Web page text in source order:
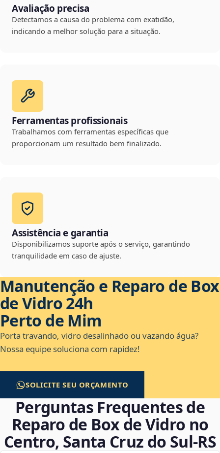
Avaliação precisa
Detectamos a causa do problema com exatidão,
indicando a melhor solução para a situação.
Ferramentas profissionais
Trabalhamos com ferramentas específicas que
proporcionam um resultado bem finalizado.
Assistência e garantia
Disponibilizamos suporte após o serviço, garantindo
tranquilidade em caso de ajuste.
Manutenção e Reparo de Box
de Vidro 24h
Perto de Mim
Porta travando, vidro desalinhado ou vazando água?
Nossa equipe soluciona com rapidez!
SOLICITE SEU ORÇAMENTO
Perguntas Frequentes de
Reparo de Box de Vidro no
Centro, Santa Cruz do Sul‑RS